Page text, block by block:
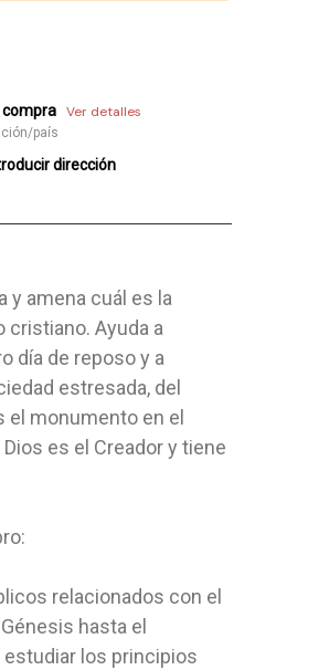
compra Ver detalles
país
dirección
y amena cuál es la
cristiano. Ayuda a
día de reposo y a
estresada, del
el monumento en el
es el Creador y tiene
relacionados con el
hasta el
estudiar los principios